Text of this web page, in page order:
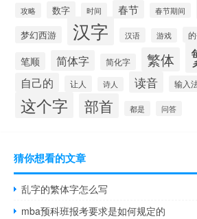
攻略 数字 时间 春节 春节期间
梦幻西游 汉字 汉语 游戏
笔顺 简体字 简化字 繁体
自己的 让人 诗人 读音 输入
这个字 部首 都是 问答
猜你想看的文章
乱字的繁体字怎么写
mba预科班报考要求是如何规定的